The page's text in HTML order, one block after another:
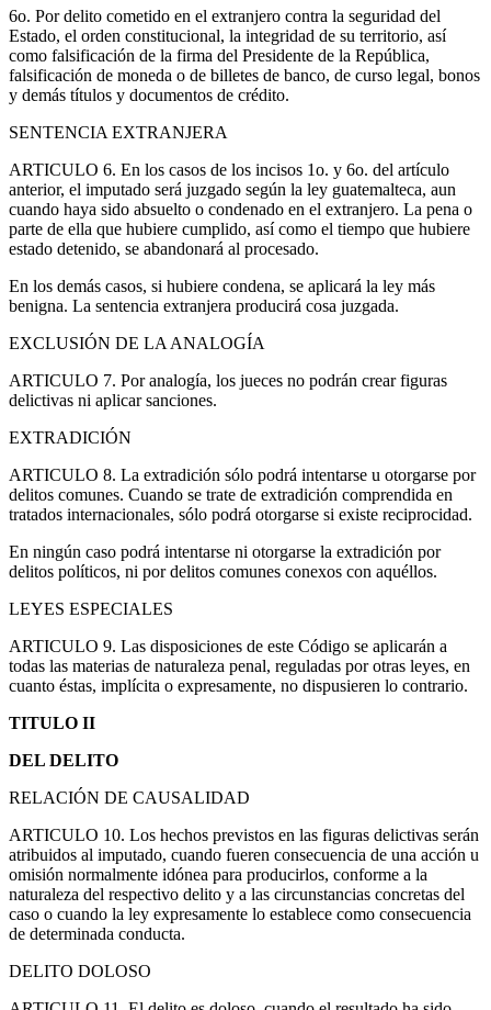
6o. Por delito cometido en el extranjero contra la seguridad del
Estado, el orden constitucional, la integridad de su territorio, así
como falsificación de la firma del Presidente de la República,
falsificación de moneda o de billetes de banco, de curso legal, bonos
y demás títulos y documentos de crédito.
SENTENCIA EXTRANJERA
ARTICULO 6. En los casos de los incisos 1o. y 6o. del artículo
anterior, el imputado será juzgado según la ley guatemalteca, aun
cuando haya sido absuelto o condenado en el extranjero. La pena o
parte de ella que hubiere cumplido, así como el tiempo que hubiere
estado detenido, se abandonará al procesado.
En los demás casos, si hubiere condena, se aplicará la ley más
benigna. La sentencia extranjera producirá cosa juzgada.
EXCLUSIÓN DE LA ANALOGÍA
ARTICULO 7. Por analogía, los jueces no podrán crear figuras
delictivas ni aplicar sanciones.
EXTRADICIÓN
ARTICULO 8. La extradición sólo podrá intentarse u otorgarse por
delitos comunes. Cuando se trate de extradición comprendida en
tratados internacionales, sólo podrá otorgarse si existe reciprocidad.
En ningún caso podrá intentarse ni otorgarse la extradición por
delitos políticos, ni por delitos comunes conexos con aquéllos.
LEYES ESPECIALES
ARTICULO 9. Las disposiciones de este Código se aplicarán a
todas las materias de naturaleza penal, reguladas por otras leyes, en
cuanto éstas, implícita o expresamente, no dispusieren lo contrario.
TITULO II
DEL DELITO
RELACIÓN DE CAUSALIDAD
ARTICULO 10. Los hechos previstos en las figuras delictivas serán
atribuidos al imputado, cuando fueren consecuencia de una acción u
omisión normalmente idónea para producirlos, conforme a la
naturaleza del respectivo delito y a las circunstancias concretas del
caso o cuando la ley expresamente lo establece como consecuencia
de determinada conducta.
DELITO DOLOSO